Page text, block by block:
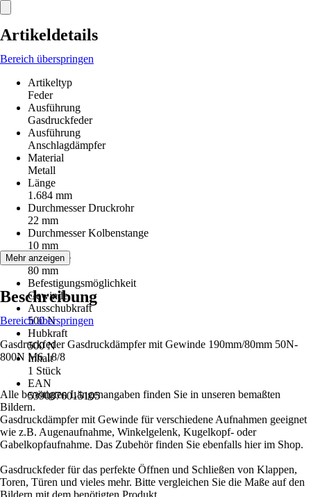
Artikeldetails
Bereich überspringen
Artikeltyp
Feder
Ausführung
Gasdruckfeder
Ausführung
Anschlagdämpfer
Material
Metall
Länge
1.684 mm
Durchmesser Druckrohr
22 mm
Durchmesser Kolbenstange
10 mm
Hublänge
80 mm
Befestigungsmöglichkeit
Gewinde
Ausschubkraft
500 N
Hubkraft
500 N
Inhalt
1 Stück
EAN
5390876015105
Mehr anzeigen
Beschreibung
Bereich überspringen
Gasdruckfeder Gasdruckdämpfer mit Gewinde 190mm/80mm 50N-
800N M6 18/8
Alle benötigten Längenangaben finden Sie in unseren bemaßten
Bildern.
Gasdruckdämpfer mit Gewinde für verschiedene Aufnahmen geeignet
wie z.B. Augenaufnahme, Winkelgelenk, Kugelkopf- oder
Gabelkopfaufnahme. Das Zubehör finden Sie ebenfalls hier im Shop.
Gasdruckfeder für das perfekte Öffnen und Schließen von Klappen,
Toren, Türen und vieles mehr. Bitte vergleichen Sie die Maße auf den
Bildern mit dem benötigten Produkt.